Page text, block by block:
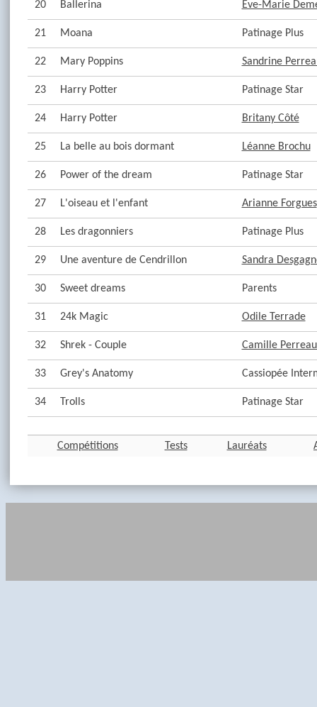
20 Ballerina Ève-Marie
21 Moana Patinage Plus
22 Mary Poppins Sandrine
23 Harry Potter Patinage Star
24 Harry Potter Britany Côté
25 La belle au bois dormant Léanne Brochu
26 Power of the dream Patinage Star
27 L'oiseau et l'enfant Arianne Forgues
28 Les dragonniers Patinage Plus
29 Une aventure de Cendrillon Sandra
30 Sweet dreams Parents
31 24k Magic Odile Terrade
32 Shrek - Couple Camille
33 Grey's Anatomy Cassiopée
34 Trolls Patinage Star
Compétitions Tests Lauréats